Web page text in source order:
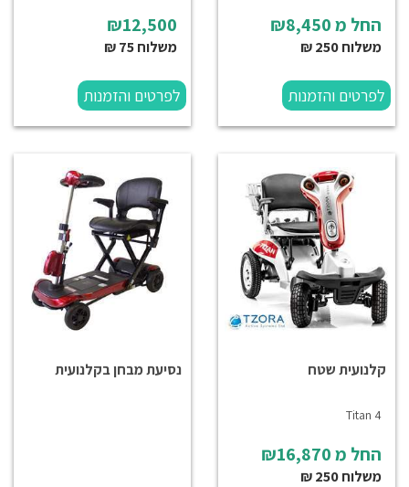
החל מ
משלוח 250 ₪
לפרטים והזמנות
₪12,500
משלוח 75 ₪
לפרטים והזמנות
קלנועית שטח
Titan 4
החל מ
משלוח 250 ₪
נסיעת מבחן בקלנועית